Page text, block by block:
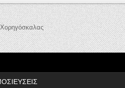
άρθρων